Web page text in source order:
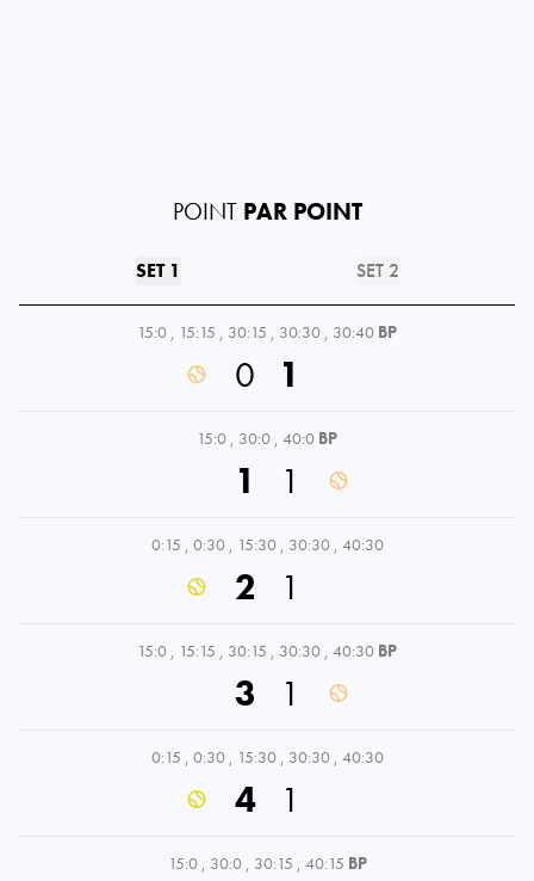
POINT PAR POINT
SET 1 SET 2
15:0 , 15:15 , 30:15 , 30:30 , 30:40 BP
0 1
15:0 , 30:0 , 40:0 BP
1 1
0:15 , 0:30 , 15:30 , 30:30 , 40:30
2 1
15:0 , 15:15 , 30:15 , 30:30 , 40:30 BP
3 1
0:15 , 0:30 , 15:30 , 30:30 , 40:30
4 1
15:0 , 30:0 , 30:15 , 40:15 BP